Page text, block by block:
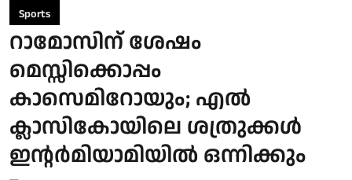
Sports
റാമോസിന് ശേഷം
മെസ്സിക്കൊപ്പം
കാസെമിറോയും; എൽ
ക്ലാസികോയിലെ ശത്രുക്കൾ
ഇന്റർമിയാമിയിൽ ഒന്നിക്കും